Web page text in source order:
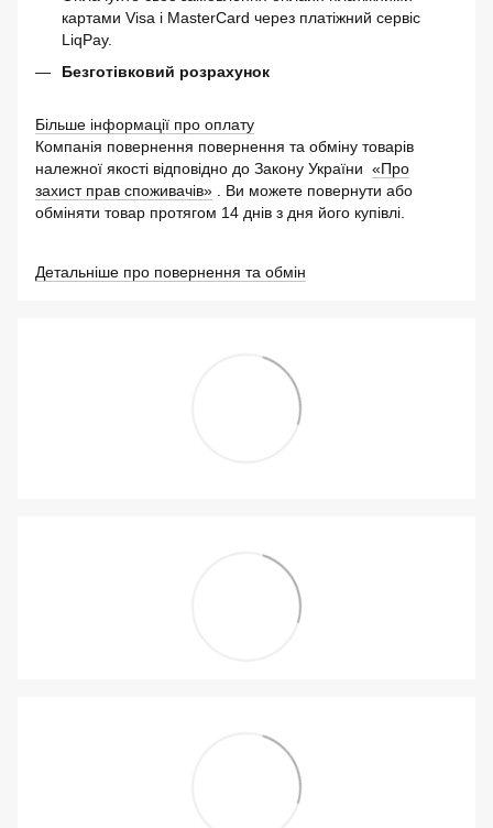
картами Visa і MasterCard через платіжний сервіс
LiqPay.
Безготівковий розрахунок
Більше інформації про оплату
Компанія повернення повернення та обміну товарів
належної якості відповідно до Закону України «Про
захист прав споживачів» . Ви можете повернути або
обміняти товар протягом 14 днів з дня його купівлі.
Детальніше про повернення та обмін